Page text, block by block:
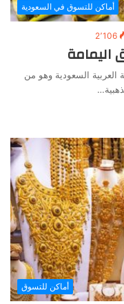
أماكن للتسوق في السعودية
2٬106
العربية السعودية وهو من
أماكن للتسوق